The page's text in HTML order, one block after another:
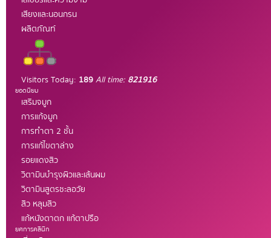
เสียงและนอนกรน
ผลิตภัณท์
Visitors Today: 189All time: 821916
ยอดนิยม
เสริมจมูก
การแก้จมูก
การทำตา 2 ชั้น
การแก้ไขตาล่าง
รอยแดงสิว
วิตามินบำรุงผิวและเส้นผม
วิตามินสูตรชะลอวัย
สิว หลุมสิว
แก้หนังตาตก แก้ตาปรือ
ยศการคลินิก